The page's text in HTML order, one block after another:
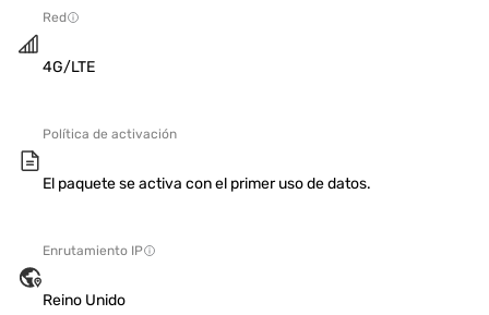
Red
4G/LTE
Política de activación
El paquete se activa con el primer uso de datos.
Enrutamiento IP
Reino Unido